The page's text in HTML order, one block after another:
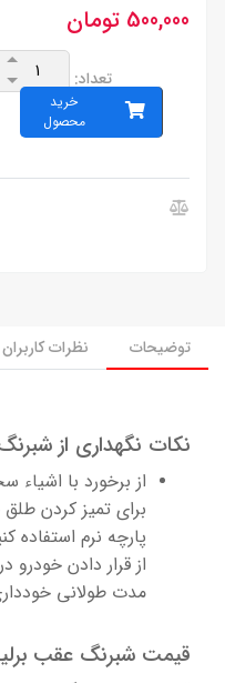
500,000 تومان
تعداد:
خرید
محصول
توضیحات نظرات کاربران
نکات نگهداری از شبرنگ
از برخورد با
برای تمیز کردن
پارچه نرم استفاده
از قرار دادن
مدت طولانی
قیمت شبرنگ عقب